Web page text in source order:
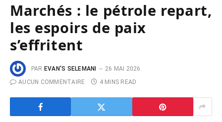
Marchés : le pétrole repart,
les espoirs de paix
s’effritent
PAR EVAN'S SELEMANI
26 MAI 2026
AUCUN COMMENTAIRE
4 MINS READ